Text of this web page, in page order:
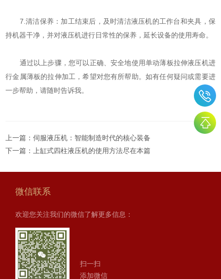
7.清洁保养：加工结束后，及时清洁液压机的工作台和夹具，保
持机器干净，并对液压机进行日常性的保养，延长设备的使用寿命。
通过以上步骤，您可以正确、安全地使用单动薄板拉伸液压机进
行金属薄板的拉伸加工，希望对您有所帮助。如有任何疑问或需要进
一步帮助，请随时告诉我。
上一篇：伺服液压机：智能制造时代的核心装备
下一篇：上缸式四柱液压机的使用方法尽在本篇
微信联系
欢迎您关注我们的微信了解更多信息：
扫一扫
添加微信